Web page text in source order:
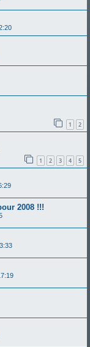
1 2
1 2 3 4 5
2008 !!!